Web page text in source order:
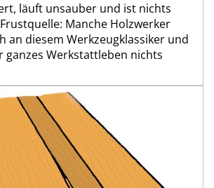
läuft unsauber und ist nichts
Manche Holzwerker
an diesem Werkzeugklassiker und
ganzes Werkstattleben nichts